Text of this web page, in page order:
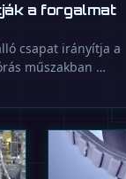
a forgalmat
csapat irányítja a
műszakban …